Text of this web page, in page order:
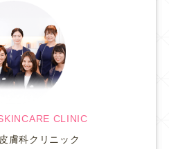
CLINIC
膚科クリニック